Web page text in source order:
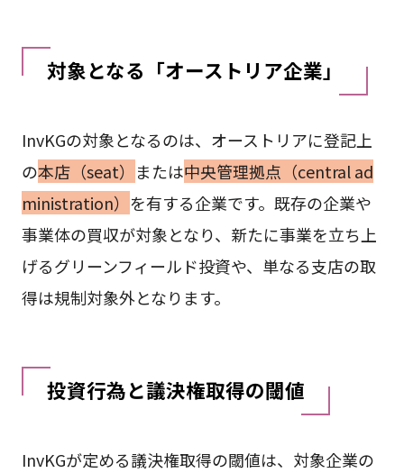
対象となる「オーストリア企業」
InvKGの対象となるのは、オーストリアに登記上
の本店（seat） または中央管理拠点（central ad
ministration） を有する企業です。既存の企業や
事業体の買収が対象となり、新たに事業を立ち上
げるグリーンフィールド投資や、単なる支店の取
得は規制対象外となります。
投資行為と議決権取得の閾値
InvKGが定める議決権取得の閾値は、対象企業の